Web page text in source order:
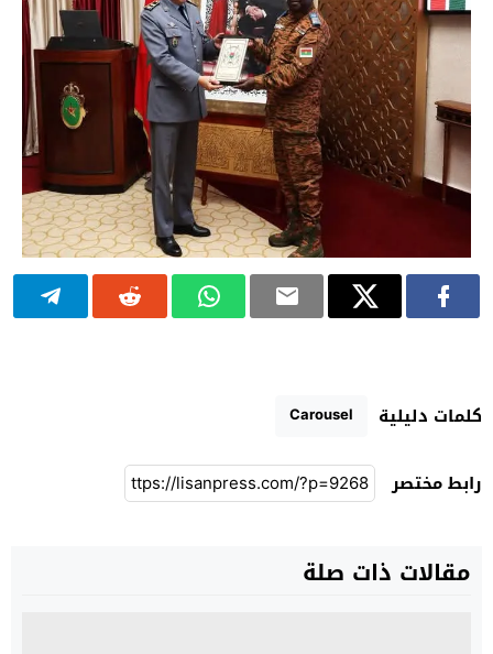
كلمات دليلية Carousel
رابط مختصر
مقالات ذات صلة